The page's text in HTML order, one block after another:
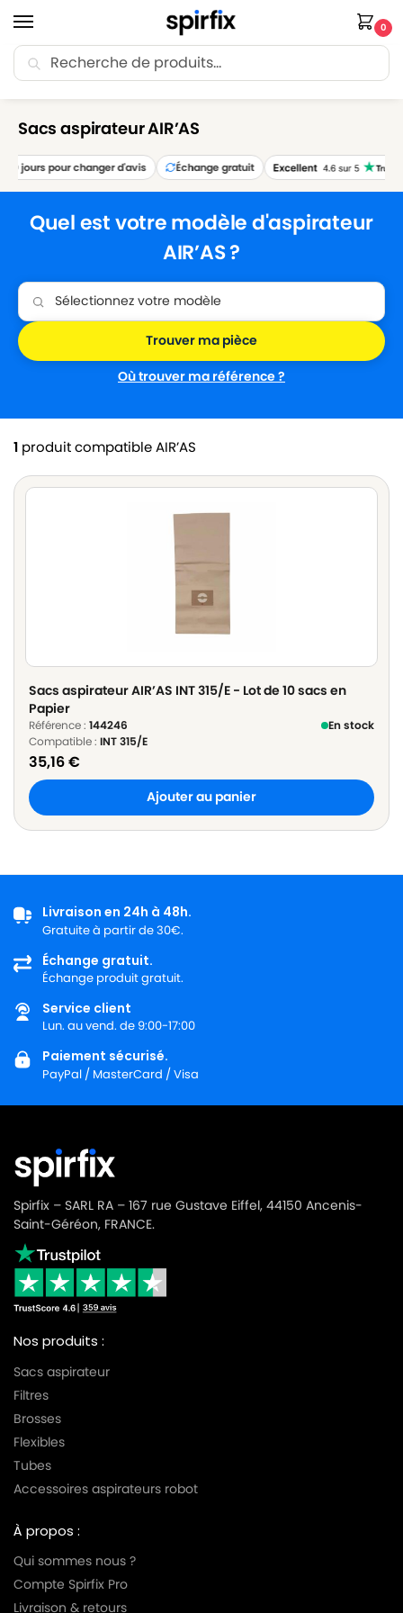
0
🚚 Livraison Point Relais offerte dès 30€ d’achat.
Sacs aspirateur AIR’AS
30 jours pour changer d'avis Échange gratuit
Quel est votre modèle d'aspirateur
AIR’AS ?
Où trouver ma référence ?
Trouver ma pièce
1 produit compatible AIR’AS
Sacs aspirateur AIR’AS INT 315/E - Lot de 10 sacs en
Papier
Référence : 144246
En stock
Compatible : INT 315/E
35,16€
Ajouter au panier
Livraison en 24h à 48h.
Gratuite à partir de 30€.
Échange gratuit.
Échange produit gratuit.
Service client
Lun. au vend. de 9:00-17:00
Paiement sécurisé.
PayPal / MasterCard / Visa
Spirfix – SARL RA – 167 rue Gustave Eiffel, 44150 Ancenis-
Saint-Géréon, FRANCE.
Nos produits :
Sacs aspirateur
Filtres
Brosses
Flexibles
Tubes
Accessoires aspirateurs robot
À propos :
Qui sommes nous ?
Compte Spirfix Pro
Livraison & retours